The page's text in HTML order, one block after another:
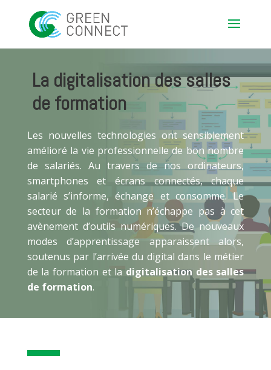
La digitalisation des salles
de formation
Les nouvelles technologies ont sensiblement
amélioré la vie professionnelle de bon nombre
de salariés. Au travers de nos ordinateurs,
smartphones et écrans connectés, chaque
salarié s’informe, échange et consomme. Le
secteur de la formation n’échappe pas à cet
avènement d’outils numériques. De nouveaux
modes d’apprentissage apparaissent alors,
soutenus par l’arrivée du digital dans le métier
de la formation et la digitalisation des salles
de formation.